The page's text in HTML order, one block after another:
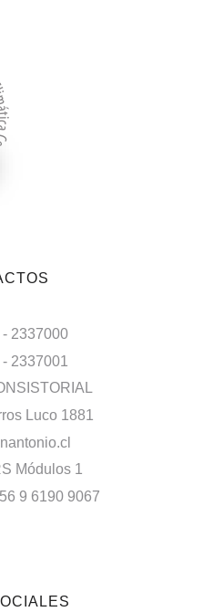
2337000
2337001
Luco 1881
Módulos 1
9 6190 9067